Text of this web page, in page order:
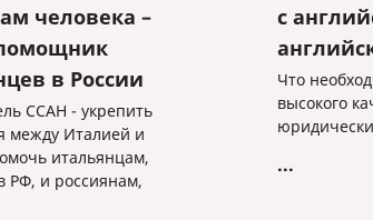
человека –
в России
ССАН - укрепить
между Италией и
итальянцам,
и россиянам,
с
Что
высокого
...